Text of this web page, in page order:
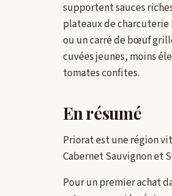
supportent sauces
plateaux de charcuterie
ou un carré de bœuf
cuvées jeunes, moins
tomates confites.
En résumé
Priorat est une région
Cabernet Sauvignon et
Pour un premier achat